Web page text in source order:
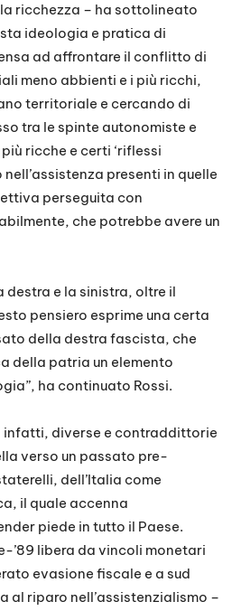
ricchezza – ha sottolineato
ideologia e pratica di
ad affrontare il conflitto di
meno abbienti e i più ricchi,
territoriale e cercando di
tra le spinte autonomiste e
ricche e certi ‘riflessi
presenti in quelle
perseguita con
che potrebbe avere un
destra e la sinistra, oltre il
pensiero esprime una certa
della destra fascista, che
della patria un elemento
ha continuato Rossi.
infatti, diverse e contraddittorie
verso un passato pre-
dell’Italia come
il quale accenna
piede in tutto il Paese.
’89 libera da vincoli monetari
evasione fiscale e a sud
al riparo nell’assistenzialismo –